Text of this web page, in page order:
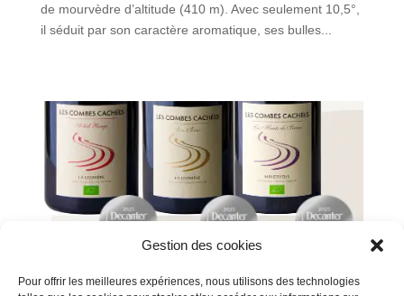
Gestion des cookies
Pour offrir les meilleures expériences, nous utilisons des technologies
de mourvèdre d’altitude (410 m). Avec seulement 10,5°,
il séduit par son caractère aromatique, ses bulles...